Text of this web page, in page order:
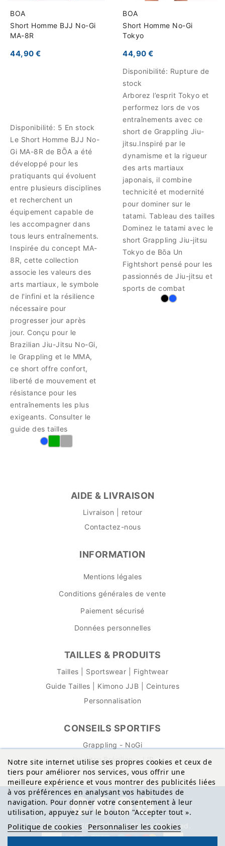
BOA
Short Homme BJJ No-Gi
MA-8R
44,90 €
Disponibilité: 5 En stock
Le Short Homme BJJ No-
Gi MA-8R de BŌA a été
développé pour les
pratiquants qui évoluent
entre plusieurs disciplines
et recherchent un
équipement capable de
les accompagner dans
tous leurs entraînements.
Inspirée du concept MA-
8R, cette collection
associe les valeurs des
arts martiaux, le symbole
de l'infini et la résilience
nécessaire pour
progresser jour après
jour. Conçu pour le
Brazilian Jiu-Jitsu No-Gi,
le Grappling et le MMA,
ce short offre confort,
liberté de mouvement et
résistance pour les
entraînements les plus
exigeants. Consulter le
guide des tailles
BOA
Short Homme No-Gi
Tokyo
44,90 €
Disponibilité: Rupture de
stock
Arborez l’esprit Tokyo et
performez lors de vos
entraînements avec ce
short de Grappling Jiu-
jitsu.Inspiré par le
dynamisme et la rigueur
des arts martiaux
japonais, il combine
technicité et modernité
pour dominer sur le
tatami. Tableau des tailles
Dominez le tatami avec le
short Grappling Jiu-jitsu
Tokyo de Bōa Un
Fightshort pensé pour les
passionnés de Jiu-jitsu et
sports de combat
AIDE & LIVRAISON
Livraison | retour
Contactez-nous
INFORMATION
Mentions légales
Conditions générales de vente
Paiement sécurisé
Données personnelles
TAILLES & PRODUITS
Tailles | Sportswear | Fightwear
Guide Tailles | Kimono JJB | Ceintures
Personnalisation
CONSEILS SPORTIFS
Grappling - NoGi
Jiu-Jitsu Brésilien - JJB
Notre site internet utilise ses propres cookies et ceux de
tiers pour améliorer nos services, vous offrir une
meilleure expérience et vous montrer des publicités liées
à vos préférences en analysant vos habitudes de
navigation. Pour donner votre consentement à leur
utilisation, appuyez sur le bouton "Accepter tout ».
Politique de cookies Personnaliser les cookies
© Copyright 2026 BŌA. All Rights Reserved.